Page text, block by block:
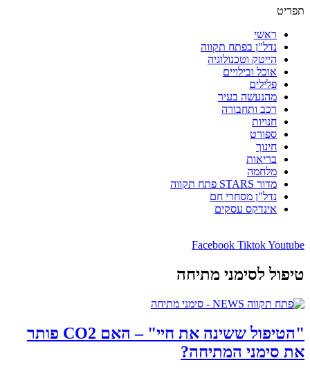
תפריט
ראשי
נדל"ן בפתח תקווה
הייטק וטכנולוגיה
אוכל ובילויים
פלילים
מהנעשה בעיר
רכב ותחבורה
חנויות
ספורט
חינוך
בריאות
מלחמה
מדור STARS פתח תקווה
נדל"ן מסחרי חם
אינדקס עסקים
Facebook TiktokYoutube
טיפול לסימני מתיחה
"הטיפול ששינה את חיי" – האם CO2 פותר
את סימני המתיחה?